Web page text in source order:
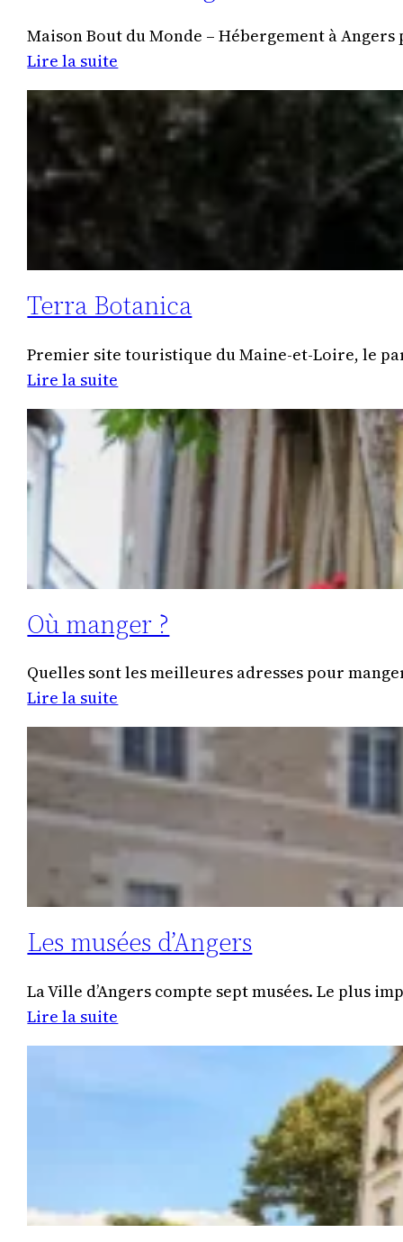
Maison Bout du Monde – Hébergement à
Lire la suite
Le
d’Angers
Terra Botanica
Premier site touristique du Maine-et-Loire, le
Lire la suite
Terra
Botanica
Où manger ?
Quelles sont les meilleures adresses pour
Lire la suite
Où
?
Les musées d’Angers
La Ville d’Angers compte sept musées. Le plus
Lire la suite
Les